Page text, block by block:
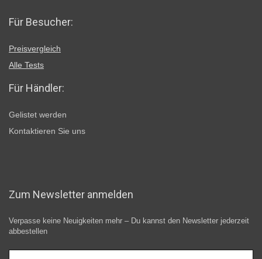
Für Besucher:
Preisvergleich
Alle Tests
Für Händler:
Gelistet werden
Kontaktieren Sie uns
Zum Newsletter anmelden
Verpasse keine Neuigkeiten mehr – Du kannst den Newsletter jederzeit
abbestellen